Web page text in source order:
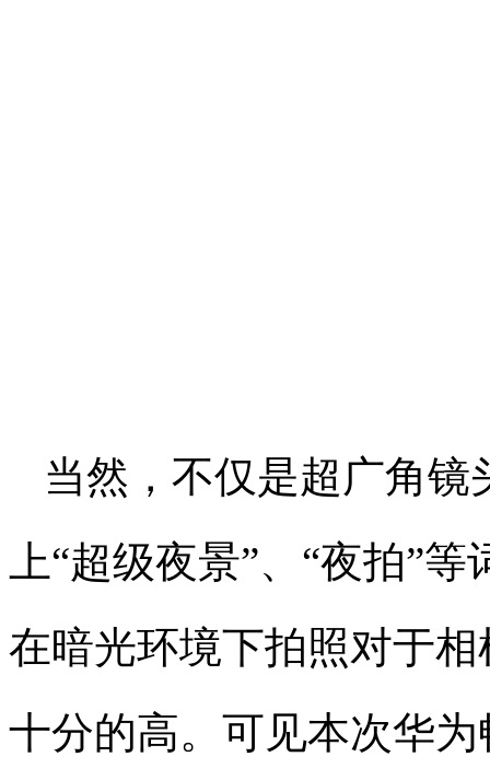
当然，不仅是超广角镜
上“超级夜景”、“夜拍”
在暗光环境下拍照对于
十分的高。可见本次华